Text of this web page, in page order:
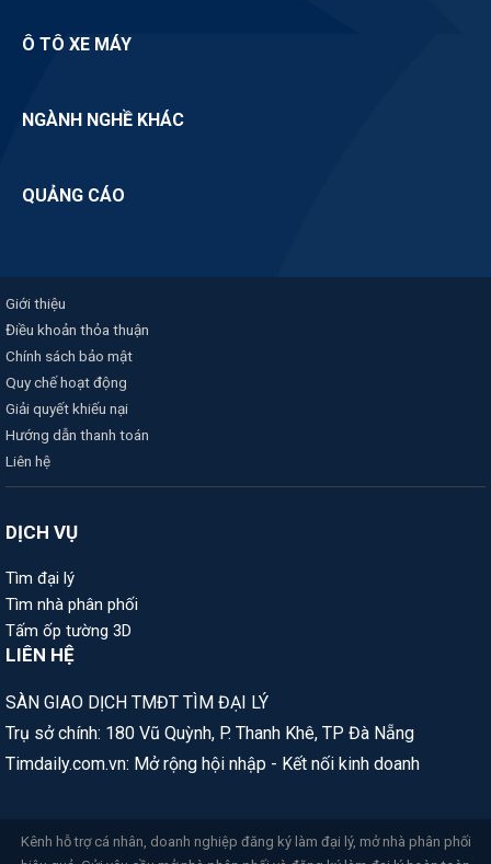
Ô TÔ XE MÁY
NGÀNH NGHỀ KHÁC
QUẢNG CÁO
Giới thiệu
Điều khoản thỏa thuận
Chính sách bảo mật
Quy chế hoạt động
Giải quyết khiếu nại
Hướng dẫn thanh toán
Liên hệ
DỊCH VỤ
Tìm đại lý
Tìm nhà phân phối
Tấm ốp tường 3D
LIÊN HỆ
SÀN GIAO DỊCH TMĐT TÌM ĐẠI LÝ
Trụ sở chính: 180 Vũ Quỳnh, P. Thanh Khê, TP Đà Nẵng
Timdaily.com.vn: Mở rộng hội nhập - Kết nối kinh doanh
Kênh hỗ trợ cá nhân, doanh nghiệp đăng ký làm đại lý, mở nhà phân phối